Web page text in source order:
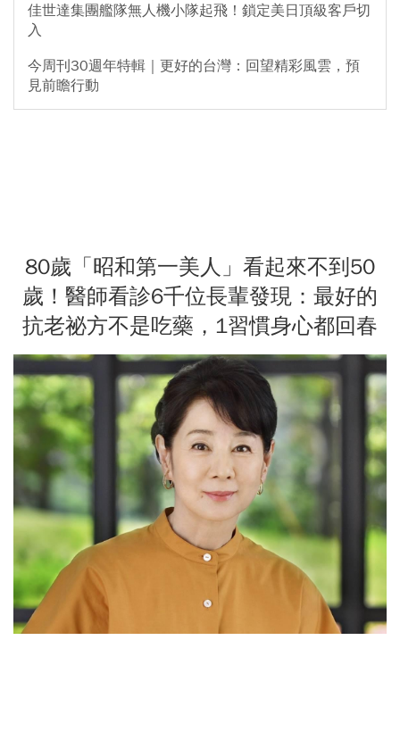
佳世達集團艦隊無人機小隊起飛！鎖定美日頂級客戶切
入
今周刊30週年特輯｜更好的台灣：回望精彩風雲，預
見前瞻行動
80歲「昭和第一美人」看起來不到50
歲！醫師看診6千位長輩發現：最好的
抗老祕方不是吃藥，1習慣身心都回春